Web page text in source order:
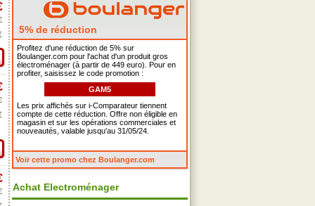
5% de réduction
Profitez d'une réduction de 5% sur
Boulanger.com pour l'achat d'un produit gros
électroménager (à partir de 449 euro). Pour en
profiter, saisissez le code promotion :
GAM5
Les prix affichés sur i-Comparateur tiennent
compte de cette réduction. Offre non éligible en
magasin et sur les opérations commerciales et
nouveautés, valable jusqu'au 31/05/24.
Voir cette promo chez Boulanger.com
Achat Electroménager